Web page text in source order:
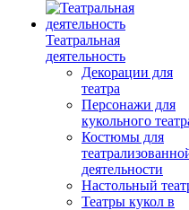
Театральная
деятельность
Декорации для
театра
Персонажи для
кукольного
Костюмы для
деятельности
Настольный
Театры кукол в